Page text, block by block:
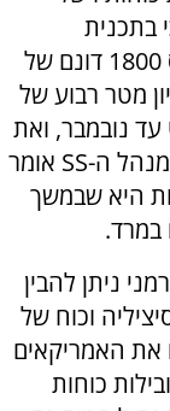
בתכנית
הראשונית שלהם הם אמורים היו להרוס 1800 דונם של
מחליטים להרחיב ל-12 מיליון מטר רבוע של
נובמבר, ואת
מנהל ה-SS אומר
היא שבמשך
במרד.
ניתן להבין
לסיציליה וכוח של
את האמריקאים
כוחות